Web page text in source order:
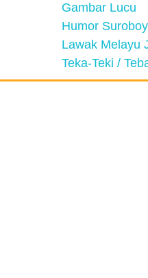
Gambar Lucu
Humor
Lawak Melayu
Teka-Teki /